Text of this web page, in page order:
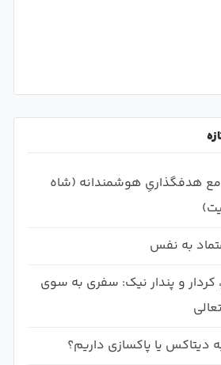
هدفگذاریِ هوشمندانه (شاه
به نفس
کردار و پندار نیک: سفری به سوی
به دیتاکس یا پاکسازی داریم؟